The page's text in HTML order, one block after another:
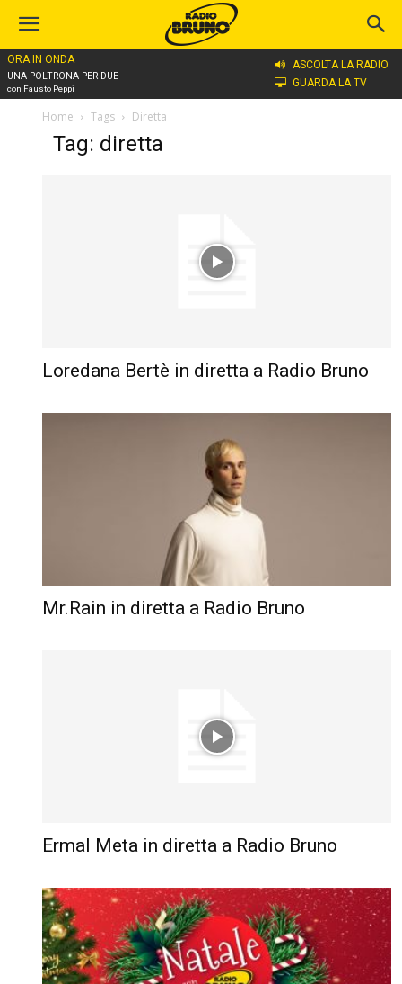
ORA IN ONDA
UNA POLTRONA PER DUE
con Fausto Peppi
ASCOLTA LA RADIO
GUARDA LA TV
Home Tags Diretta
Tag: diretta
Loredana Bertè in diretta a Radio Bruno
Mr.Rain in diretta a Radio Bruno
Ermal Meta in diretta a Radio Bruno